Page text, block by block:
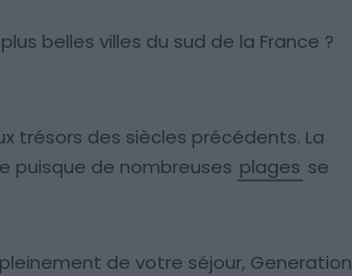
belles villes du sud de la France ?
trésors des siècles précédents. La
puisque de nombreuses plages se
de votre séjour, Generation